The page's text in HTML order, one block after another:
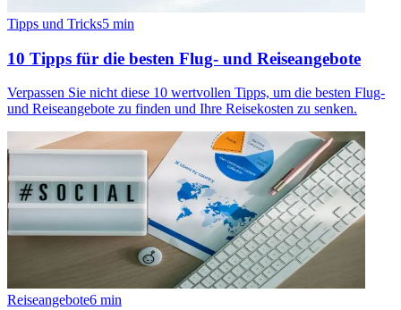
Tipps und Tricks5 min
10 Tipps für die besten Flug- und Reiseangebote
Verpassen Sie nicht diese 10 wertvollen Tipps, um die besten Flug-
und Reiseangebote zu finden und Ihre Reisekosten zu senken.
Reiseangebote6 min